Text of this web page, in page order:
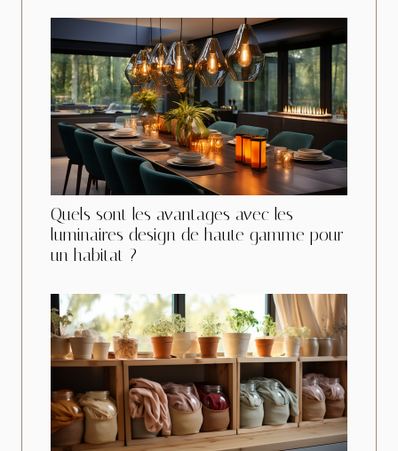
Quels sont les avantages avec les
luminaires design de haute gamme pour
un habitat ?